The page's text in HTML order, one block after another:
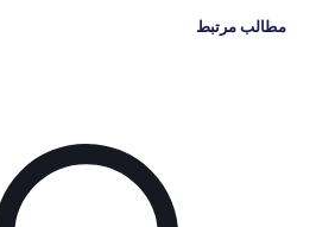
مطالب مرتبط